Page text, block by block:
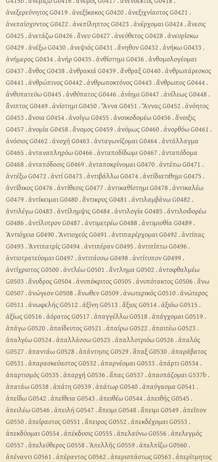
ἀνεξερεύνητος G0419.ἀνεξίκακος G0420.ἀνεξιχνίαστος G0421 .
ἀνεπαίσχυντος G0422 .ἀνεπίληπτος G0423 .ἀνέρχομαι G0424 .ἄνεσις
G0425 .ἀνετάζω G0426.ἄνευ G0427.ἀνεύθετος G0428.ἀνευρίσκω
G0429.ἀνέξω G0430.ἀνεψιός G0431 .ἄνηθον G0432 .ἀνήκω G0433 .
ἀνήμερος G0434 .ἀνήρ G0435 .ἀνθίστημι G0436.ἀνθομολογέομαι
G0437.ἄνθος G0438.ἀνθρακιά G0439.ἄνθραξ G0440.ἀνθρωπάρεσκος
G0441 .ἀνθρώπινος G0442 .ἀνθρωποκτόνος G0443 .ἄνθρωπος G0444 .
ἀνθυπατεύω G0445 .ἀνθύπατος G0446.ἀνίημι G0447.ἀνίλεως G0448.
ἄνιπτος G0449.ἀνίστημι G0450.Ἅννα G0451 .Ἄννας G0452 .ἀνόητος
G0453 .ἄνοια G0454 .ἀνοίγω G0455 .ἀνοικοδομέω G0456.ἄνοιξις
G0457.ἀνομία G0458.ἄνομος G0459.ἀνόμως G0460.ἀνορθόω G0461 .
ἀνόσιος G0462 .ἀνοχή G0463 .ἀνταγωνίζομαι G0464 .ἀντάλλαγμα
G0465 .ἀνταναπληρόω G0466.ἀνταποδίδωμι G0467.ἀνταπόδομα
G0468.ἀνταπόδοσις G0469.ἀνταποκρίνομαι G0470.ἀντέπω G0471 .
ἀντέξω G0472 .ἀντί G0473 .ἀντιβάλλω G0474 .ἀντίδιατιθημι G0475 .
ἀντίδικος G0476.ἀντίθεσις G0477.ἀντικαθίστημι G0478.ἀντικαλέω
G0479.ἀντίκειμαι G0480.ἄντικρυς G0481 .ἀντιλαμβάνω G0482 .
ἀντιλέγω G0483 .ἀντίλημψις G0484 .ἀντιλογία G0485 .ἀντιλοιδορέω
G0486.ἀντίλυτρον G0487.ἀντιμετρέω G0488.ἀντιμισθία G0489.
Ἀντιόχεια G0490.Ἀντιοχεύς G0491 .ἀντιπαρέρχομαι G0492 .ἀντίπας
G0493 .Ἀντιπατρίς G0494 .ἀντιπέραν G0495 .ἀντιπίπτω G0496.
ἀντιστρατεύομαι G0497.ἀντιτάσσω G0498.ἀντίτυπον G0499.
ἀντίχριστος G0500.ἀντλέω G0501 .ἄντλημα G0502 .ἀντοφθαλμέω
G0503 .ἄνυδρος G0504 .ἀνυπόκριτος G0505 .ἀνυπότακτος G0506.ἄνω
G0507.ἀνώγεον G0508.ἄνωθεν G0509.ἀνωτερικός G0510.ἀνώτερος
G0511 .ἀνωφελής G0512 .ἀξίνη G0513 .ἄξιος G0514 .ἀξιόω G0515 .
ἀξίως G0516.ἀόρατος G0517.ἀπαγγέλλω G0518.ἀπάγχομαι G0519.
ἀπάγω G0520.ἀπαίδευτος G0521 .ἀπαίρω G0522 .ἀπαιτέω G0523 .
ἀπαλγέω G0524 .ἀπαλλάσσω G0525 .ἀπαλλοτριόω G0526.ἀπαλός
G0527.ἀπαντάω G0528.ἀπάντησις G0529.ἅπαξ G0530.ἀπαράβατος
G0531 .ἀπαρασκεύαστος G0532 .ἀπαρνέομαι G0533 .ἀπάρτι G0534 .
ἀπαρτισμός G0535 .ἀπαρχή G0536.ἅπας G0537.ἀπασπάζομαι G537b.
ἀπατάω G0538.ἀπάτη G0539.ἀπάτωρ G0540.ἀπαύγασμα G0541 .
ἀπείδω G0542 .ἀπείθεια G0543 .ἀπειθέω G0544 .ἀπειθής G0545 .
ἀπειλέω G0546.ἀπειλή G0547.ἄπειμι G0548.ἄπειμι G0549.ἀπεῖπον
G0550.ἀπείραστος G0551 .ἄπειρος G0552 .ἀπεκδέχομαι G0553 .
ἀπεκδύομαι G0554 .ἀπέκδυσις G0555 .ἀπελαύνω G0556.ἀπελεγμός
G0557.ἀπελεύθερος G0558.Ἀπελλῆς G0559.ἀπελπίζω G0560.
ἀπέναντι G0561 .ἀπέραντος G0562 .ἀπερισπάστως G0563 .ἀπερίτμητος